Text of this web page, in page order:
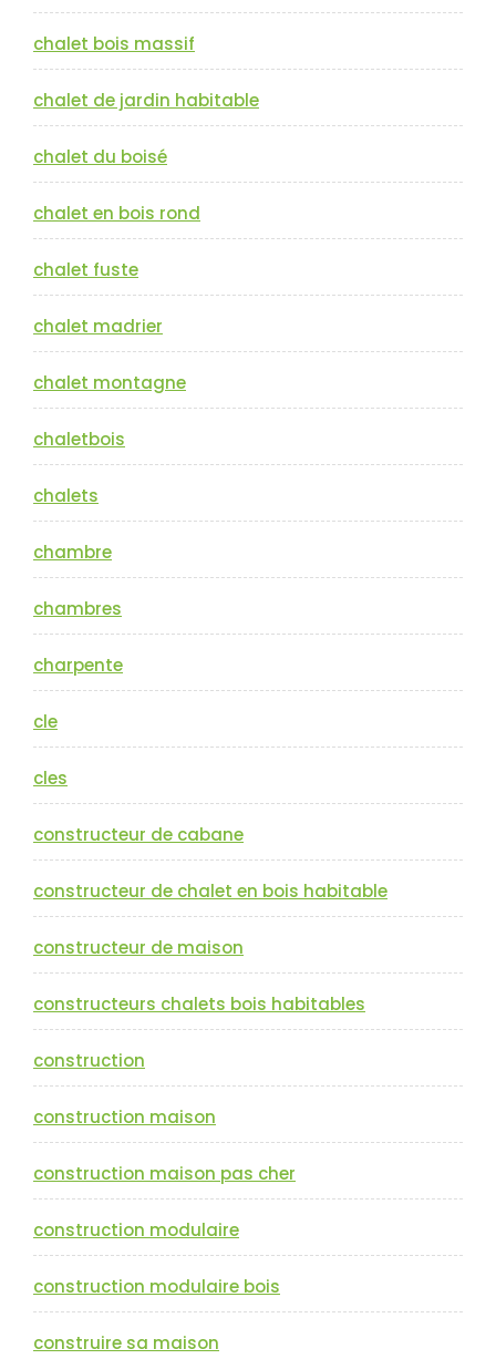
chalet bois massif
chalet de jardin habitable
chalet du boisé
chalet en bois rond
chalet fuste
chalet madrier
chalet montagne
chaletbois
chalets
chambre
chambres
charpente
cle
cles
constructeur de cabane
constructeur de chalet en bois habitable
constructeur de maison
constructeurs chalets bois habitables
construction
construction maison
construction maison pas cher
construction modulaire
construction modulaire bois
construire sa maison